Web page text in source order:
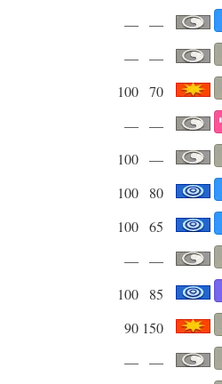
—
—
—
—
70
100
—
—
—
100
80
100
65
100
—
—
85
100
150
90
—
—